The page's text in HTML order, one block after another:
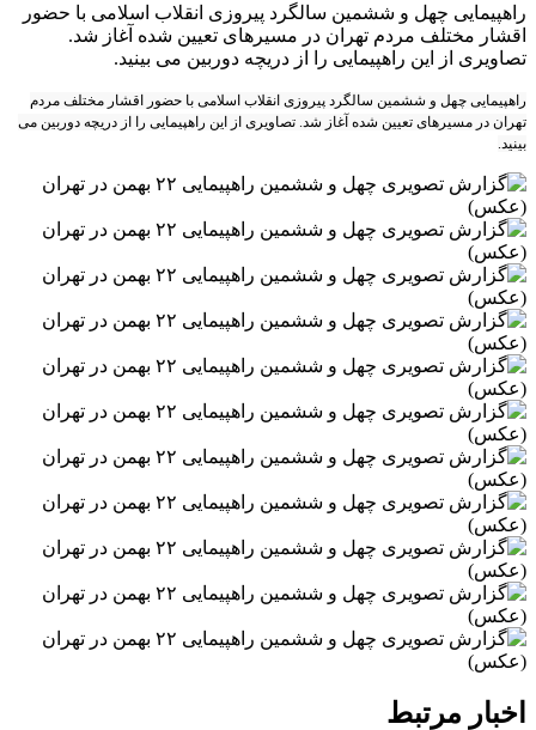
راهپیمایی چهل و ششمین سالگرد پیروزی انقلاب اسلامی با حضور
اقشار مختلف مردم تهران در مسیرهای تعیین شده آغاز شد.
تصاویری از این راهپیمایی را از دریچه دوربین می بینید.
راهپیمایی چهل و ششمین سالگرد پیروزی انقلاب اسلامی با حضور اقشار مختلف مردم
تهران در مسیرهای تعیین شده آغاز شد. تصاویری از این راهپیمایی را از دریچه دوربین می
بینید.
اخبار مرتبط